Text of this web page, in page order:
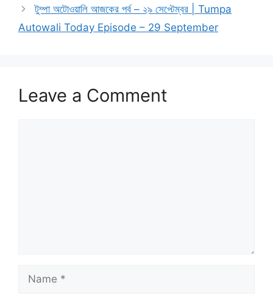
টুম্পা অটোওয়ালি আজকের পর্ব – ২৯ সেপ্টেম্বর | Tumpa
Autowali Today Episode – 29 September
Leave a Comment
Name